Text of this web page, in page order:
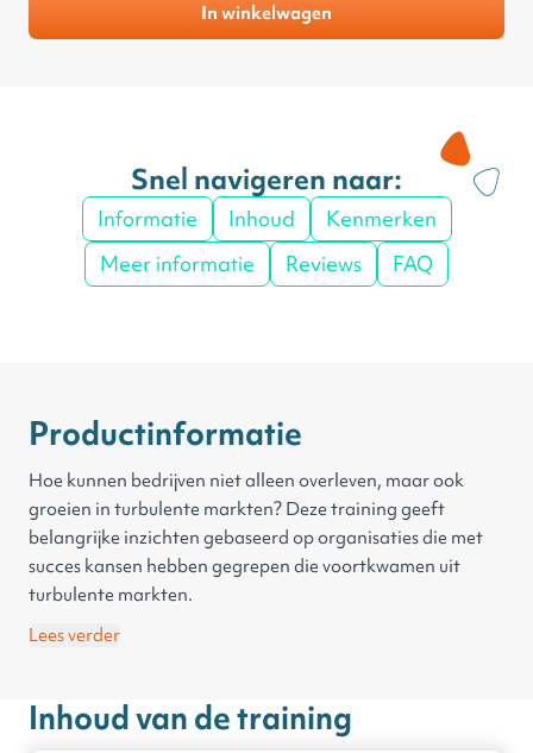
In winkelwagen
Snel navigeren naar:
Informatie Inhoud
Kenmerken
Meer informatie
Reviews FAQ
Productinformatie
Hoe kunnen bedrijven niet alleen overleven, maar ook
groeien in turbulente markten? Deze training geeft
belangrijke inzichten gebaseerd op organisaties die met
succes kansen hebben gegrepen die voortkwamen uit
turbulente markten.
De training gaat in op:
Hoe succes wendbaarheid kan aantasten, en hoe je dit
kunt vermijden.
Lees verder
Inhoud van de training